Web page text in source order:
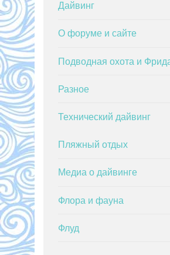
Дайвинг
О форуме и сайте
Подводная охота и
Разное
Технический дайвинг
Пляжный отдых
Медиа о дайвинге
Флора и фауна
Флуд